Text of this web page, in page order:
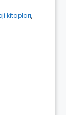
kitapları,